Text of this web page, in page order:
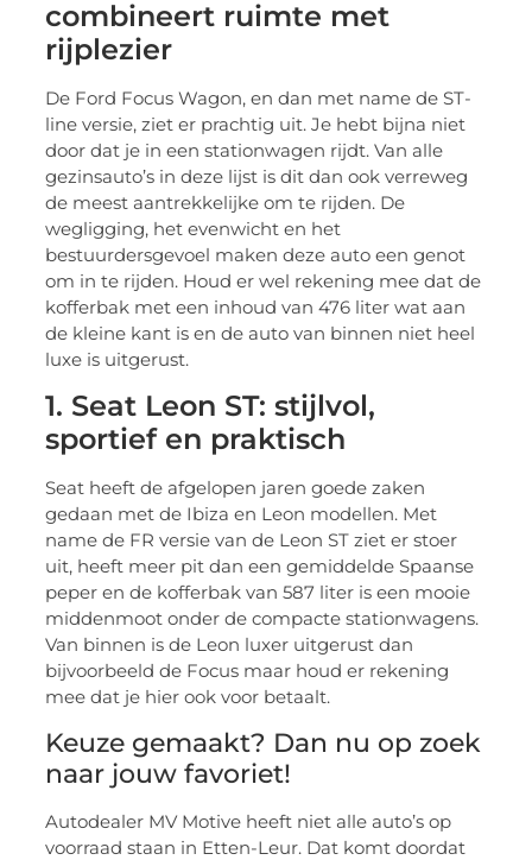
combineert ruimte met
rijplezier
De Ford Focus Wagon, en dan met name de ST-
line versie, ziet er prachtig uit. Je hebt bijna niet
door dat je in een stationwagen rijdt. Van alle
gezinsauto’s in deze lijst is dit dan ook verreweg
de meest aantrekkelijke om te rijden. De
wegligging, het evenwicht en het
bestuurdersgevoel maken deze auto een genot
om in te rijden. Houd er wel rekening mee dat de
kofferbak met een inhoud van 476 liter wat aan
de kleine kant is en de auto van binnen niet heel
luxe is uitgerust.
1. Seat Leon ST: stijlvol,
sportief en praktisch
Seat heeft de afgelopen jaren goede zaken
gedaan met de Ibiza en Leon modellen. Met
name de FR versie van de Leon ST ziet er stoer
uit, heeft meer pit dan een gemiddelde Spaanse
peper en de kofferbak van 587 liter is een mooie
middenmoot onder de compacte stationwagens.
Van binnen is de Leon luxer uitgerust dan
bijvoorbeeld de Focus maar houd er rekening
mee dat je hier ook voor betaalt.
Keuze gemaakt? Dan nu op zoek
naar jouw favoriet!
Autodealer MV Motive heeft niet alle auto’s op
voorraad staan in Etten-Leur. Dat komt doordat